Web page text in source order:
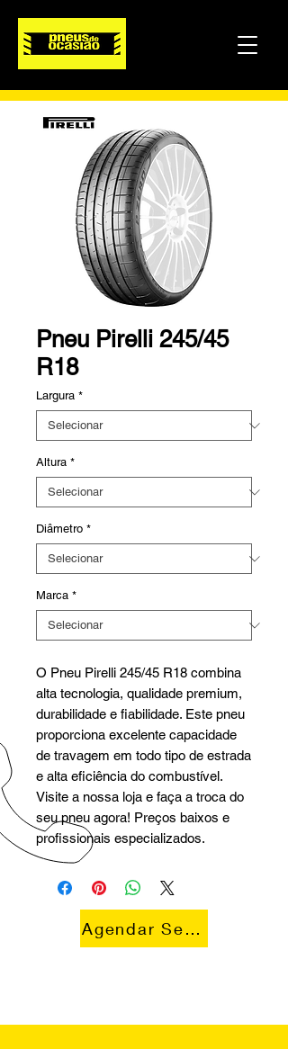
Pneu Pirelli 245/45
R18
Largura *
Altura *
Diâmetro *
Marca *
O Pneu Pirelli 245/45 R18 combina
alta tecnologia, qualidade premium,
durabilidade e fiabilidade. Este pneu
proporciona excelente capacidade
de travagem em todo tipo de estrada
e alta eficiência do combustível.
Visite a nossa loja e faça a troca do
seu pneu agora! Preços baixos e
profissionais especializados.
Agendar Serviço